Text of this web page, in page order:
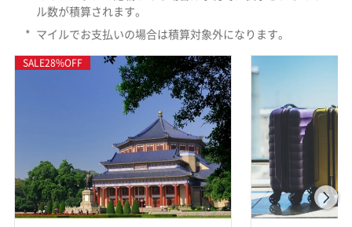
ル数が積算されます。
* マイルでお支払いの場合は積算対象外になります。
SALE28%OFF